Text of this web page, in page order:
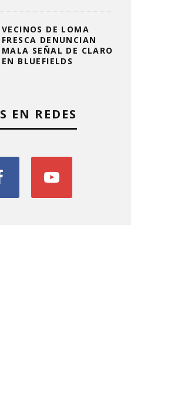
VECINOS DE LOMA
FRESCA DENUNCIAN
MALA SEÑAL DE CLARO
EN BLUEFIELDS
EN REDES